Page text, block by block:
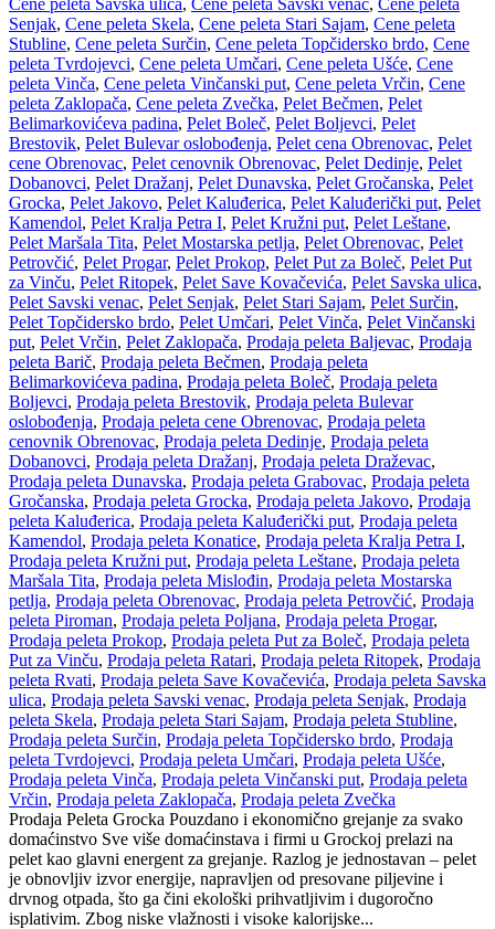
Senjak, Cene peleta Skela, Cene peleta Stari Sajam, Cene peleta
Stubline, Cene peleta Surčin, Cene peleta Topčidersko brdo, Cene
peleta Tvrdojevci, Cene peleta Umčari, Cene peleta Ušće, Cene
peleta Vinča, Cene peleta Vinčanski put, Cene peleta Vrčin, Cene
peleta Zaklopača, Cene peleta Zvečka, Pelet Bečmen, Pelet
Belimarkovićeva padina, Pelet Boleč, Pelet Boljevci, Pelet
Brestovik, Pelet Bulevar oslobođenja, Pelet cena Obrenovac, Pelet
cene Obrenovac, Pelet cenovnik Obrenovac, Pelet Dedinje, Pelet
Dobanovci, Pelet Dražanj, Pelet Dunavska, Pelet Gročanska, Pelet
Grocka, Pelet Jakovo, Pelet Kaluđerica, Pelet Kaluđerički put, Pelet
Kamendol, Pelet Kralja Petra I, Pelet Kružni put, Pelet Leštane,
Pelet Maršala Tita, Pelet Mostarska petlja, Pelet Obrenovac, Pelet
Petrovčić, Pelet Progar, Pelet Prokop, Pelet Put za Boleč, Pelet Put
za Vinču, Pelet Ritopek, Pelet Save Kovačevića, Pelet Savska ulica,
Pelet Savski venac, Pelet Senjak, Pelet Stari Sajam, Pelet Surčin,
Pelet Topčidersko brdo, Pelet Umčari, Pelet Vinča, Pelet Vinčanski
put, Pelet Vrčin, Pelet Zaklopača, Prodaja peleta Baljevac, Prodaja
peleta Barič, Prodaja peleta Bečmen, Prodaja peleta
Belimarkovićeva padina, Prodaja peleta Boleč, Prodaja peleta
Boljevci, Prodaja peleta Brestovik, Prodaja peleta Bulevar
oslobođenja, Prodaja peleta cene Obrenovac, Prodaja peleta
cenovnik Obrenovac, Prodaja peleta Dedinje, Prodaja peleta
Dobanovci, Prodaja peleta Dražanj, Prodaja peleta Draževac,
Prodaja peleta Dunavska, Prodaja peleta Grabovac, Prodaja peleta
Gročanska, Prodaja peleta Grocka, Prodaja peleta Jakovo, Prodaja
peleta Kaluđerica, Prodaja peleta Kaluđerički put, Prodaja peleta
Kamendol, Prodaja peleta Konatice, Prodaja peleta Kralja Petra I,
Prodaja peleta Kružni put, Prodaja peleta Leštane, Prodaja peleta
Maršala Tita, Prodaja peleta Mislođin, Prodaja peleta Mostarska
petlja, Prodaja peleta Obrenovac, Prodaja peleta Petrovčić, Prodaja
peleta Piroman, Prodaja peleta Poljana, Prodaja peleta Progar,
Prodaja peleta Prokop, Prodaja peleta Put za Boleč, Prodaja peleta
Put za Vinču, Prodaja peleta Ratari, Prodaja peleta Ritopek, Prodaja
peleta Rvati, Prodaja peleta Save Kovačevića, Prodaja peleta Savska
ulica, Prodaja peleta Savski venac, Prodaja peleta Senjak, Prodaja
peleta Skela, Prodaja peleta Stari Sajam, Prodaja peleta Stubline,
Prodaja peleta Surčin, Prodaja peleta Topčidersko brdo, Prodaja
peleta Tvrdojevci, Prodaja peleta Umčari, Prodaja peleta Ušće,
Prodaja peleta Vinča, Prodaja peleta Vinčanski put, Prodaja peleta
Vrčin, Prodaja peleta Zaklopača, Prodaja peleta Zvečka
Prodaja Peleta Grocka Pouzdano i ekonomično grejanje za svako
domaćinstvo Sve više domaćinstava i firmi u Grockoj prelazi na
pelet kao glavni energent za grejanje. Razlog je jednostavan – pelet
je obnovljiv izvor energije, napravljen od presovane piljevine i
drvnog otpada, što ga čini ekološki prihvatljivim i dugoročno
isplativim. Zbog niske vlažnosti i visoke kalorijske...